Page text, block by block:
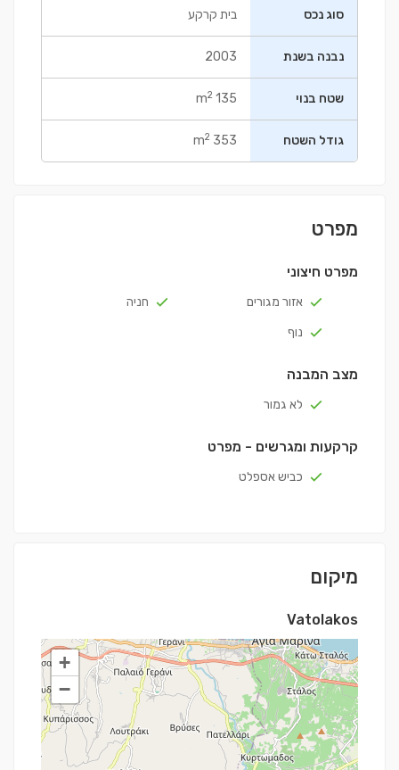
סוג נכס בית קרקע
נבנה בשנת 2003
שטח בנוי 135 m
2
גודל השטח 353 m
2
מפרט
מפרט חיצוני
אזור מגורים
חניה
נוף
מצב המבנה
לא גמור
קרקעות ומגרשים - מפרט
כביש אספלט
מיקום
Vatolakos
+
−